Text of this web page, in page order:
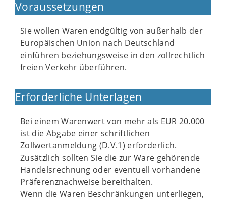
Voraussetzungen
Sie wollen Waren endgültig von außerhalb der
Europäischen Union nach Deutschland
einführen beziehungsweise in den zollrechtlich
freien Verkehr überführen.
Erforderliche Unterlagen
Bei einem Warenwert von mehr als EUR 20.000
ist die Abgabe einer schriftlichen
Zollwertanmeldung (D.V.1) erforderlich.
Zusätzlich sollten Sie die zur Ware gehörende
Handelsrechnung oder eventuell vorhandene
Präferenznachweise bereithalten.
Wenn die Waren Beschränkungen unterliegen,